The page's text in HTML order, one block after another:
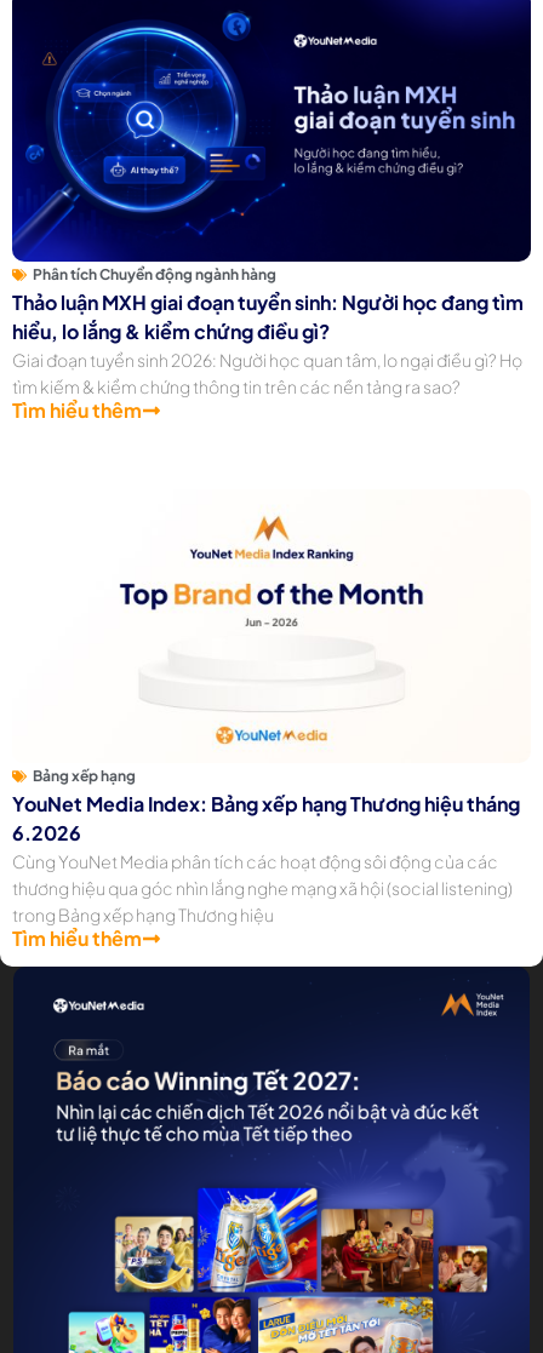
Phân tích Chuyển động ngành hàng
Thảo luận MXH giai đoạn tuyển sinh: Người học đang tìm
hiểu, lo lắng & kiểm chứng điều gì?
Giai đoạn tuyển sinh 2026: Người học quan tâm, lo ngại điều gì? Họ
tìm kiếm & kiểm chứng thông tin trên các nền tảng ra sao?
Tìm hiểu thêm
Bảng xếp hạng
YouNet Media Index: Bảng xếp hạng Thương hiệu tháng
6.2026
Cùng YouNet Media phân tích các hoạt động sôi động của các
thương hiệu qua góc nhìn lắng nghe mạng xã hội (social listening)
trong Bảng xếp hạng Thương hiệu
Tìm hiểu thêm